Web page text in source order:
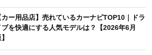
カー用品店】売れているカーナビTOP10｜ドラ
ブを快適にする人気モデルは？【2026年6月